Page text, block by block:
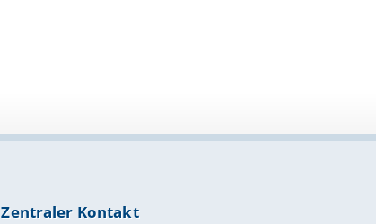
Zentraler Kontakt